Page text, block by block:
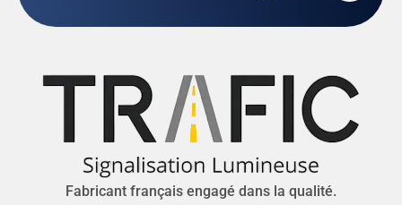
Fabricant français engagé dans la qualité.